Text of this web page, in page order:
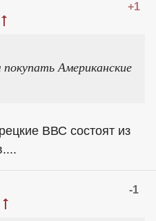
+1
Американские
ВВС состоят из
-1